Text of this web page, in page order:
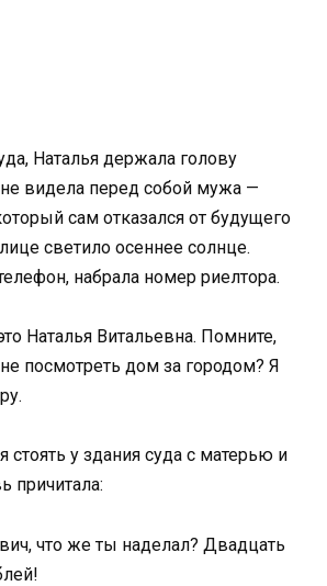
Наталья держала голову
видела перед собой мужа —
сам отказался от будущего
светило осеннее солнце.
набрала номер риелтора.
Наталья Витальевна. Помните,
посмотреть дом за городом? Я
стоять у здания суда с матерью и
причитала:
что же ты наделал? Двадцать